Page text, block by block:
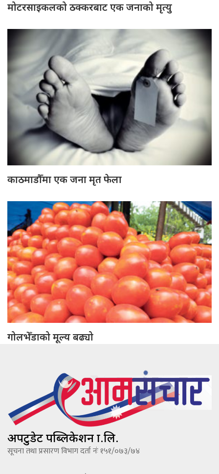
मोटरसाइकलको ठक्करबाट एक जनाको मृत्यु
काठमाडौँमा एक जना मृत फेला
गोलभेँडाको मूल्य बढ्यो
अपटुडेट पब्लिकेशन प्रा.लि.
सूचना तथा प्रसारण विभाग दर्ता नंः १५१/०७३/७४